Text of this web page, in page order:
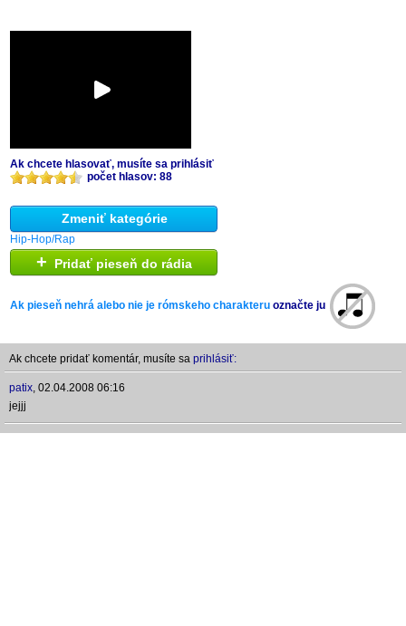
Ak chcete hlasovať, musíte sa prihlásiť
počet hlasov: 88
Zmeniť kategórie
Hip-Hop/Rap
+ Pridať pieseň do rádia
Ak pieseň nehrá alebo nie je rómskeho charakteru označte ju
Ak chcete pridať komentár, musíte sa prihlásiť:
patix, 02.04.2008 06:16
jejjj